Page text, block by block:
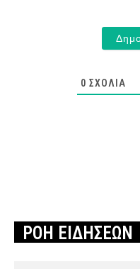
0 ΣΧΌΛΙΑ
ΡΟΗ ΕΙΔΗΣΕΩΝ